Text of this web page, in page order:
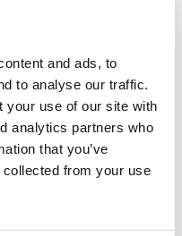
and ads, to
to analyse our traffic.
your use of our site with
analytics partners who
that you’ve
collected from your use
objeto?
objeto
ha perdido el objeto.
de la estación de Iidabashi